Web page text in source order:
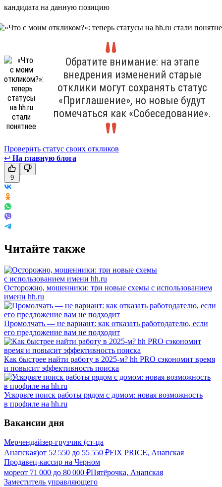
кандидата на данную позицию
Обратите внимание: на этапе
внедрения изменений старые
отклики могут сохранять статус
«Приглашение», но новые будут
помечаться как «Собеседование».
Проверить статус своих откликов
↩ На главную блога
9
Читайте также
Осторожно, мошенники: три новые схемы с использованием
имени hh.ru
Промолчать — не вариант: как отказать работодателю, если
его предложение вам не подходит
Как быстрее найти работу в 2025-м? hh PRO сэкономит время
и повысит эффективность поиска
Ускорьте поиск работы рядом с домом: новая возможность
в профиле на hh.ru
Вакансии дня
Мерчендайзер-грузчик (ст-ца
Анапская)от 52 550 до 55 550 ₽FIX PRICE, Анапская
Продавец-кассир на Черном
мореот 71 000 до 80 000 ₽Пятёрочка, Анапская
Заместитель управляющего